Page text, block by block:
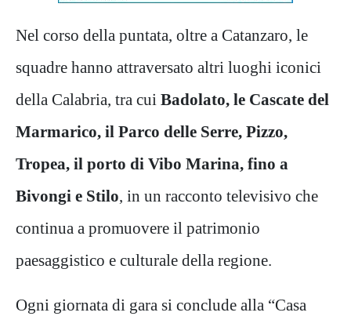
Nel corso della puntata, oltre a Catanzaro, le
squadre hanno attraversato altri luoghi iconici
della Calabria, tra cui Badolato, le Cascate del
Marmarico, il Parco delle Serre, Pizzo,
Tropea, il porto di Vibo Marina, fino a
Bivongi e Stilo, in un racconto televisivo che
continua a promuovere il patrimonio
paesaggistico e culturale della regione.
Ogni giornata di gara si conclude alla “Casa